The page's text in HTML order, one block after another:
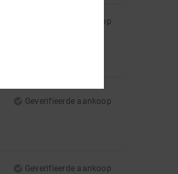
Geverifieerde aankoop
Geverifieerde aankoop
Geverifieerde aankoop